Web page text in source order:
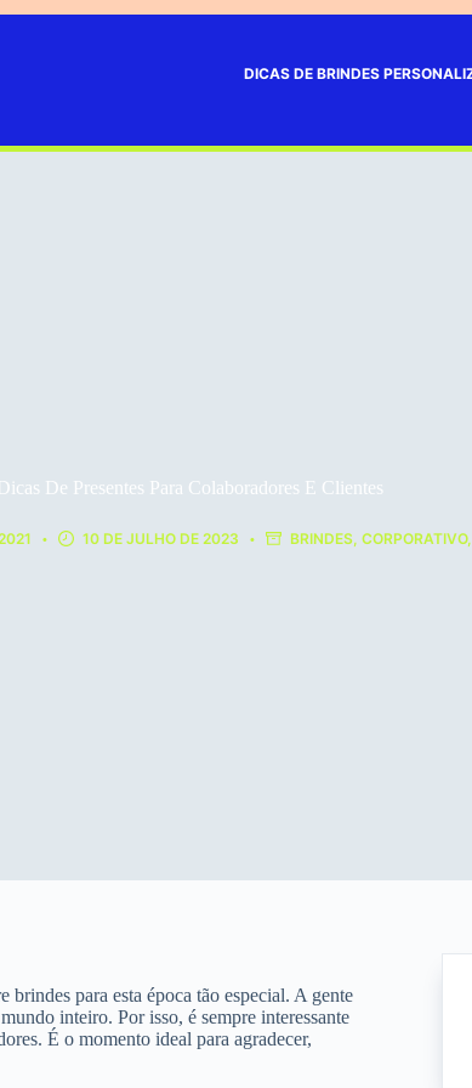
DICAS DE BRINDES
De Presentes Para Colaboradores E Clientes
10 DE JULHO DE 2023 BRINDES, CORPORATIVO,
para esta época tão especial. A gente
inteiro. Por isso, é sempre interessante
É o momento ideal para agradecer,